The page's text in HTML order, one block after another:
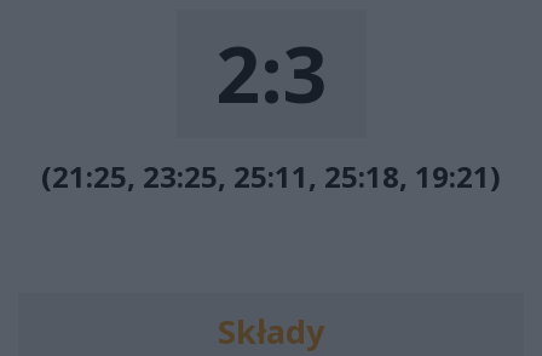
2:3
(21:25, 23:25, 25:11, 25:18, 19:21)
Składy